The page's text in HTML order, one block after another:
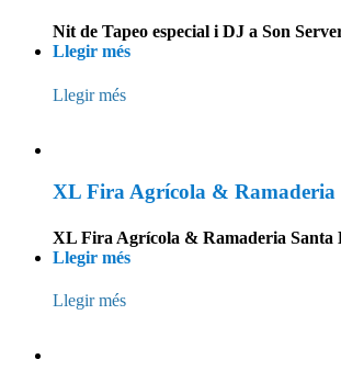
Nit de Tapeo especial i DJ a Son
Llegir més
Llegir més
XL Fira Agrícola & Ramaderia
XL Fira Agrícola & Ramaderia Santa
Llegir més
Llegir més